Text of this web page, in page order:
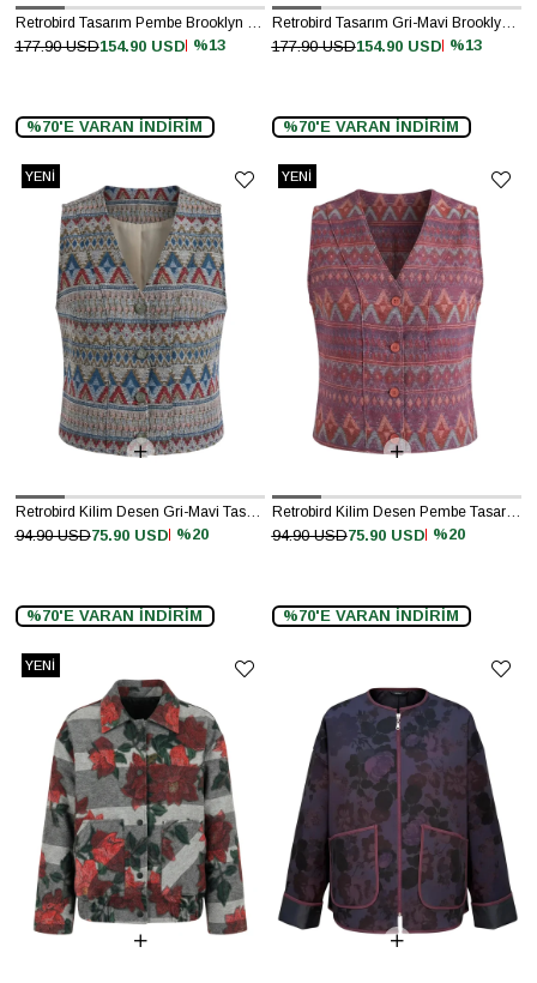
Retrobird Tasarım Pembe Brooklyn Bomber Ceket
%13
154.90 USD
177.90 USD
%70'E VARAN İNDİRİM
Retrobird Tasarım Gri-Mavi Brooklyn Bomber Ceket
%13
154.90 USD
177.90 USD
%70'E VARAN İNDİRİM
Retrobird Kilim Desen Gri-Mavi Tasarım Yelek
%20
75.90 USD
94.90 USD
%70'E VARAN İNDİRİM
YENI
Retrobird Kilim Desen Pembe Tasarım Yelek
%20
75.90 USD
94.90 USD
%70'E VARAN İNDİRİM
YENI
YENI